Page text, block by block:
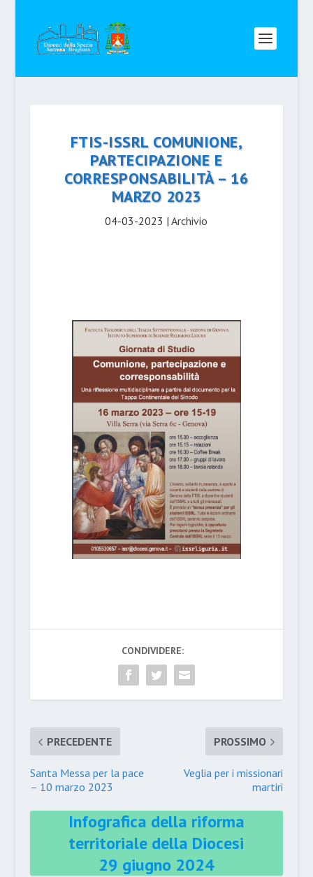
FTIS-ISSRL COMUNIONE,
PARTECIPAZIONE E
CORRESPONSABILITÀ – 16
MARZO 2023
04-03-2023 |Archivio
CONDIVIDERE:
PRECEDENTE
Santa Messa per la pace
– 10 marzo 2023
PROSSIMO
Veglia per i missionari
martiri
Infografica della riforma
territoriale della Diocesi
29 giugno 2024